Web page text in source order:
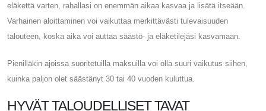
eläkettä varten, rahallasi on enemmän aikaa kasvaa ja lisätä itseään.
Varhainen aloittaminen voi vaikuttaa merkittävästi tulevaisuuden
talouteen, koska aika voi auttaa säästö- ja eläketilejäsi kasvamaan.
Pienilläkin ajoissa suoritetuilla maksuilla voi olla suuri vaikutus siihen,
kuinka paljon olet säästänyt 30 tai 40 vuoden kuluttua.
HYVÄT TALOUDELLISET TAVAT